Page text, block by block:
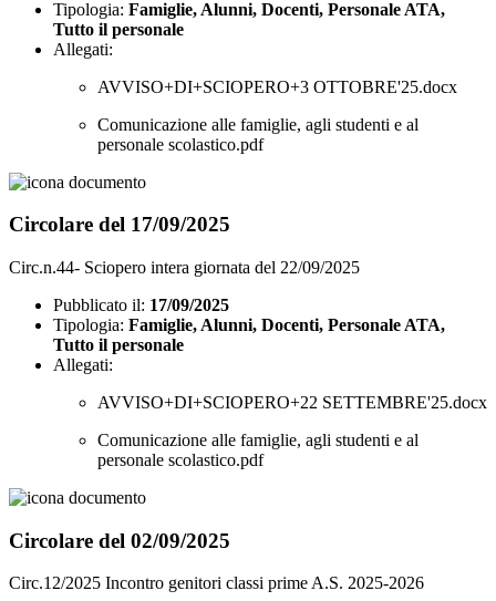
Tipologia: Famiglie, Alunni, Docenti, Personale ATA,
Tutto il personale
Allegati:
AVVISO+DI+SCIOPERO+3 OTTOBRE'25.docx
Comunicazione alle famiglie, agli studenti e al
personale scolastico.pdf
Circolare del 17/09/2025
Circ.n.44- Sciopero intera giornata del 22/09/2025
Pubblicato il: 17/09/2025
Tipologia: Famiglie, Alunni, Docenti, Personale ATA,
Tutto il personale
Allegati:
AVVISO+DI+SCIOPERO+22 SETTEMBRE'25.docx
Comunicazione alle famiglie, agli studenti e al
personale scolastico.pdf
Circolare del 02/09/2025
Circ.12/2025 Incontro genitori classi prime A.S. 2025-2026